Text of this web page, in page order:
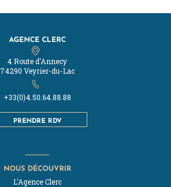
AGENCE CLERC
4 Route d'Annecy
74290 Veyrier-du-Lac
+33(0)4.50.64.88.88
PRENDRE RDV
NOUS DÉCOUVRIR
L'Agence Clerc